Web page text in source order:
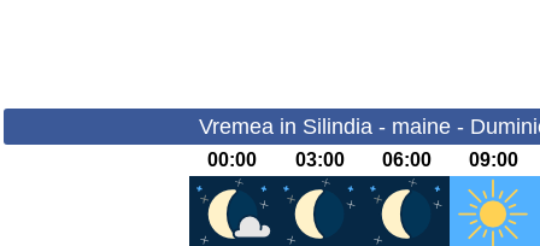
Vremea in Silindia - maine -
00:00 03:00 06:00 09:00